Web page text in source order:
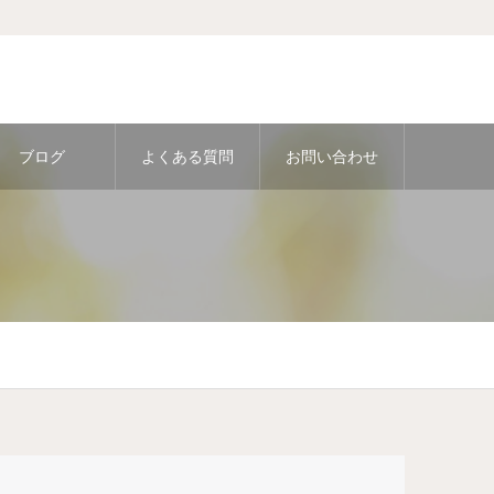
ブログ よくある質問 お問い合わせ